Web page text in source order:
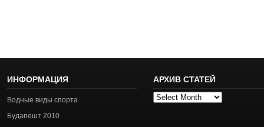
ИНФОРМАЦИЯ
Водные виды спорта
Будапешт 2010
АРХИВ СТАТЕЙ
Архив